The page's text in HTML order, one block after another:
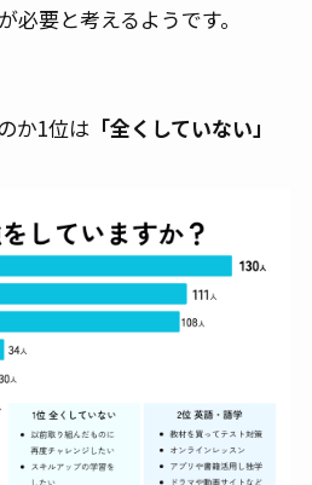
必要と考えるようです。
か1位は「全くしていない」